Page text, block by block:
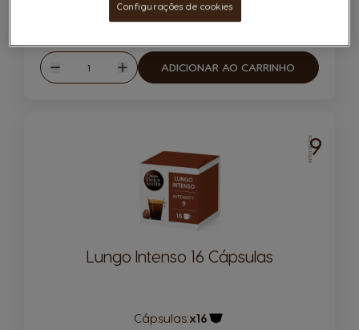
6,99 €
Reduzir
Quantidade
Aumentar
ADICIONAR AO CARRINHO
INTENSIDADE9
Lungo Intenso 16 Cápsulas
Cápsulas:x16
Configurações de cookies